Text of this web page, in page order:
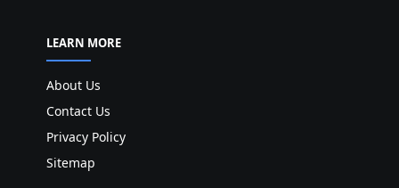
LEARN MORE
About Us
Contact Us
Privacy Policy
Sitemap